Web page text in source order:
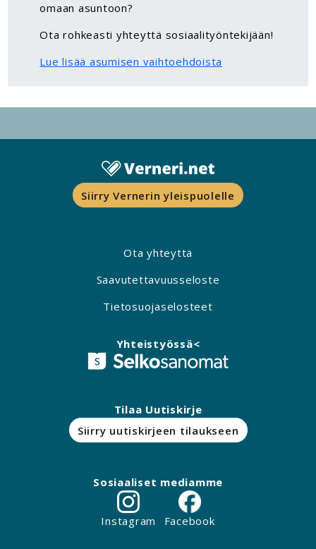
omaan asuntoon?
Ota rohkeasti yhteyttä sosiaalityöntekijään!
Lue lisää asumisen vaihtoehdoista
Siirry Vernerin yleispuolelle
Ota yhteyttä
Saavutettavuusseloste
Tietosuojaselosteet
Yhteistyössä<
Tilaa Uutiskirje
Siirry uutiskirjeen tilaukseen
Sosiaaliset mediamme
Instagram Facebook